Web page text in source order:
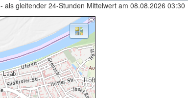
- als gleitender 24-Stunden Mittelwert am 08.08.2026 03:30